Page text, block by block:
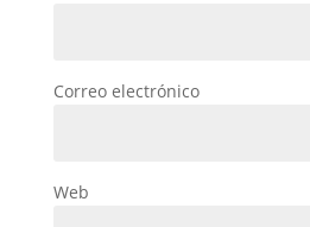
Correo electrónico
Web